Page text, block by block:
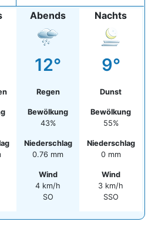
Abends
12°
Regen
Bewölkung
43%
Niederschlag
0.76 mm
Wind
4 km/h
SO
Nachts
9°
Dunst
Bewölkung
55%
Niederschlag
0 mm
Wind
3 km/h
SSO